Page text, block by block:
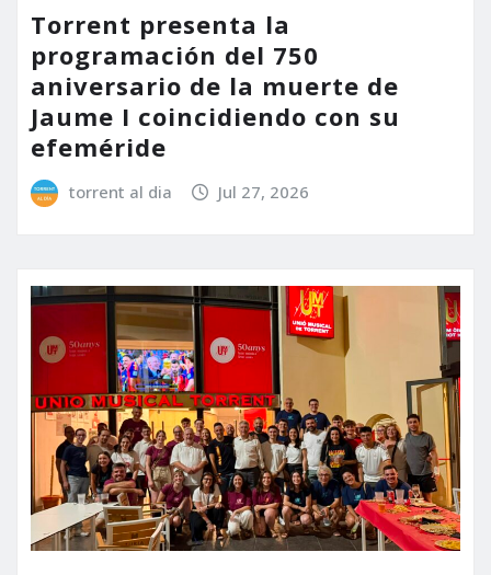
Torrent presenta la
programación del 750
aniversario de la muerte de
Jaume I coincidiendo con su
efeméride
torrent al dia Jul 27, 2026